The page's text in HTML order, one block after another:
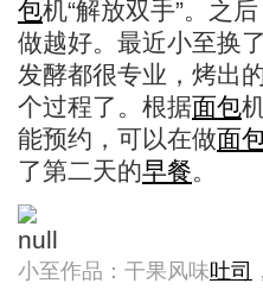
包机“解放双手”。之
做越好。最近小至换
发酵都很专业，烤出
个过程了。根据面包
能预约，可以在做面
了第二天的早餐。
小至作品：干果风味吐司